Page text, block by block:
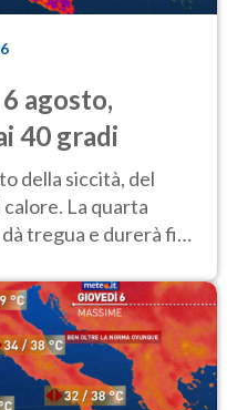
agosto,
40 gradi
della siccità, del
La quarta
tregua e durerà fino